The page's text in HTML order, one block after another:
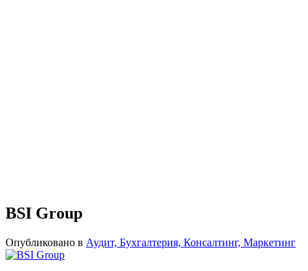
BSI Group
Опубликовано в Аудит, Бухгалтерия, Консалтинг, Маркетинг